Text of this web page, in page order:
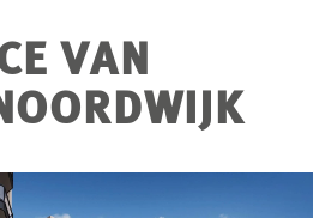
PROJECTEN
BEDRIJF
VAN